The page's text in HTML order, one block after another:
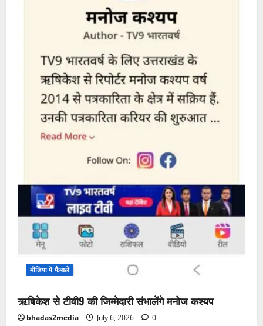
मीडिया पे फैसले
ऋषिकेश से टीवी9 की जिम्मेदारी संभालेंगे मनोज कश्यप
bhadas2media July 6, 2026 0